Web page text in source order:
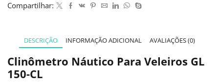
Compartilhar:
DESCRIÇÃO INFORMAÇÃO ADICIONAL AVALIAÇÕES (0)
Clinômetro Náutico Para Veleiros GL
150-CL